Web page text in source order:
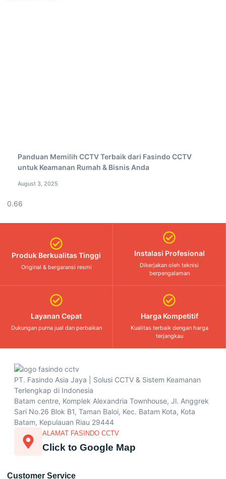
Panduan Memilih CCTV Terbaik dari Fasindo CCTV
untuk Keamanan Rumah & Bisnis Anda
August 3, 2025
Produk Berkualitas Tinggi
Original & bergaransi resmi
Instalasi Profesional
Dikerjakan oleh teknisi
berpengalaman
Layanan Cepat
Dukungan purna jual dan perbaikan
Harga Kompetitif
Kualitas terbaik dengan harga
terjangkau
PT. Fasindo Asia Jaya | Solusi CCTV & Sistem Keamanan
Terlengkap di Indonesia
Batam centre, Komplek Alexandria Townhouse, Jl. Anggrek
Sari No.26 Blok B1, Taman Baloi, Kec. Batam Kota, Kota
Batam, Kepulauan Riau 29444
ALAMAT FASINDO CCTV
Click to Google Map
Customer Service